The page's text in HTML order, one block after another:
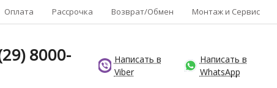
Оплата Рассрочка Возврат/Обмен Монтаж и Сервис
8000-
Написать в
Viber
Написать в
WhatsApp